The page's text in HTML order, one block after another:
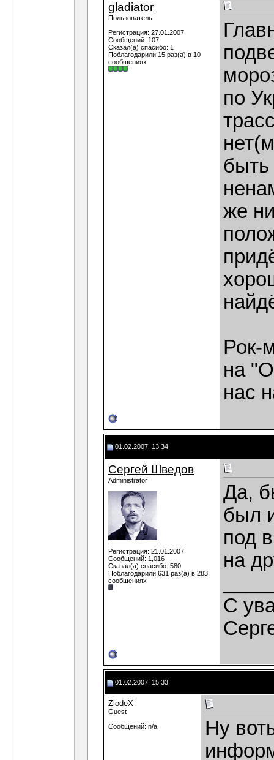
gladiator
Пользователь
Регистрация: 27.01.2007
Сообщений: 107
Сказал(а) спасибо: 1
Поблагодарили 15 раз(а) в 10
сообщениях
по
быть
же
Рок-
на
нас
01.02.2007, 13:34
Сергей Шведов
Administrator
Регистрация: 21.01.2007
Сообщений: 1,016
Сказал(а) спасибо: 580
Поблагодарили 631 раз(а) в 283
сообщениях
Да,
был
под
на
C
01.02.2007, 15:33
ZlodeX
Guest
Сообщений: n/a
Ну